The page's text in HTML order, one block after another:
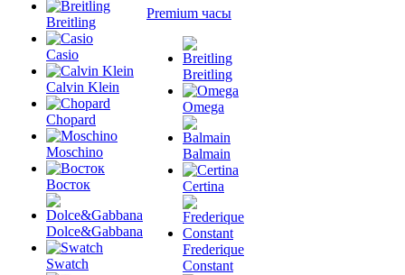
Breitling
Casio
Calvin Klein
Chopard
Moschino
Восток
Dolce&Gabbana
Swatch
Premium часы
Breitling
Omega
Balmain
Certina
Frederique
Constant